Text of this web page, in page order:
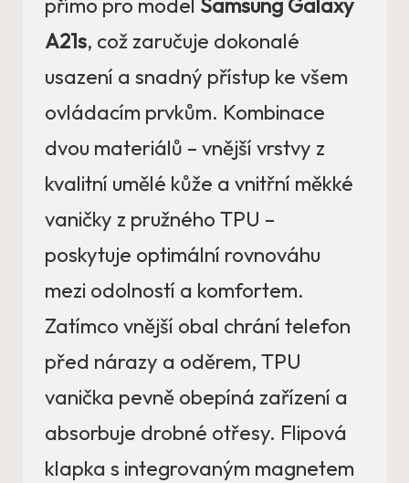
přímo pro model Samsung Galaxy
A21s, což zaručuje dokonalé
usazení a snadný přístup ke všem
ovládacím prvkům. Kombinace
dvou materiálů – vnější vrstvy z
kvalitní umělé kůže a vnitřní měkké
vaničky z pružného TPU –
poskytuje optimální rovnováhu
mezi odolností a komfortem.
Zatímco vnější obal chrání telefon
před nárazy a oděrem, TPU
vanička pevně obepíná zařízení a
absorbuje drobné otřesy. Flipová
klapka s integrovaným magnetem